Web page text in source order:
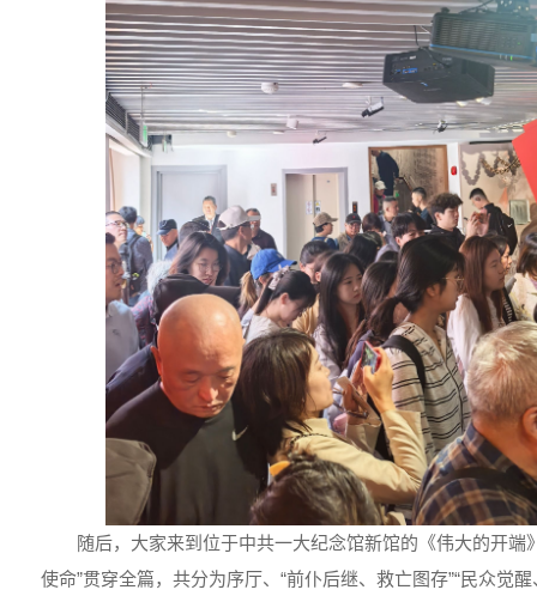
随后，大家来到位于中共一大纪念馆新馆的《伟大的开端
使命”贯穿全篇，共分为序厅、“前仆后继、救亡图存”“民众觉